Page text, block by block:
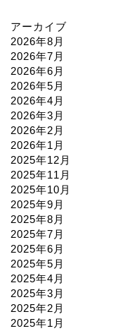
アーカイブ
2026年8月
2026年7月
2026年6月
2026年5月
2026年4月
2026年3月
2026年2月
2026年1月
2025年12月
2025年11月
2025年10月
2025年9月
2025年8月
2025年7月
2025年6月
2025年5月
2025年4月
2025年3月
2025年2月
2025年1月